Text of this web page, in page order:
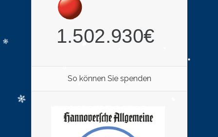
So können Sie spenden